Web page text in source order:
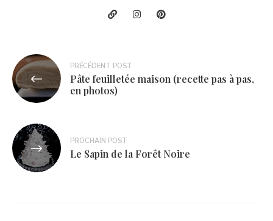
Navigation
de
l’article
PRÉCÉDENT POST
Pâte feuilletée maison (recette pas à pas,
en photos)
PROCHAIN POST
Le Sapin de la Forêt Noire